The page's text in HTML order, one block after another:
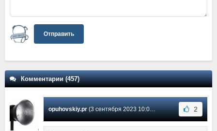
Отправить
Комментарии (457)
opuhovskiy.pr(3 сентября 2023 10:03) Сообщение #431 2